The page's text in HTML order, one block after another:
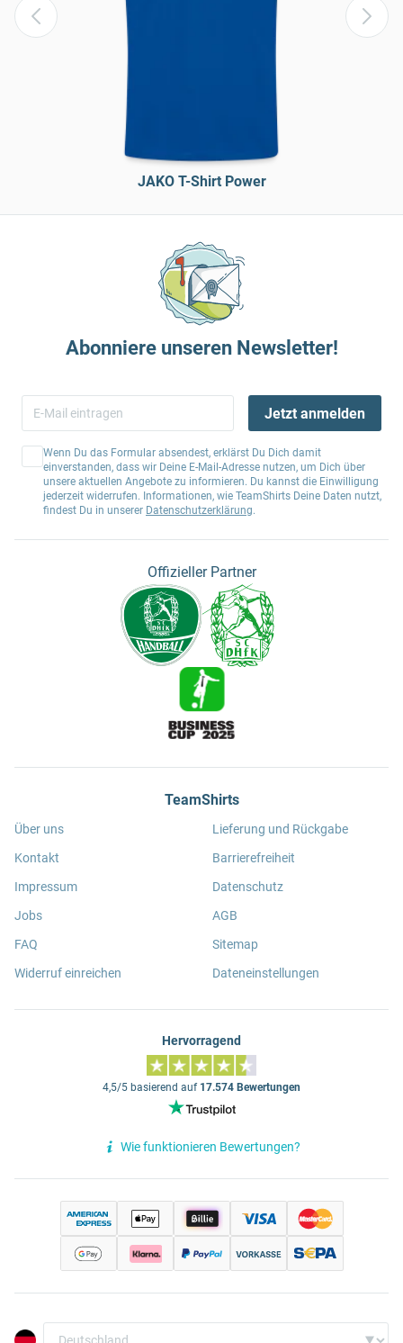
JAKO T-Shirt Power
Abonniere unseren Newsletter!
Jetzt anmelden
Wenn Du das Formular absendest, erklärst Du Dich damit
einverstanden, dass wir Deine E-Mail-Adresse nutzen, um Dich über
unsere aktuellen Angebote zu informieren. Du kannst die Einwilligung
jederzeit widerrufen. Informationen, wie TeamShirts Deine Daten nutzt,
findest Du in unserer Datenschutzerklärung.
Offizieller Partner
TeamShirts
Über uns
Kontakt
Impressum
Jobs
FAQ
Widerruf einreichen
Lieferung und Rückgabe
Barrierefreiheit
Datenschutz
AGB
Sitemap
Dateneinstellungen
Hervorragend
4,5/5 basierend auf 17.574 Bewertungen
Wie funktionieren Bewertungen?